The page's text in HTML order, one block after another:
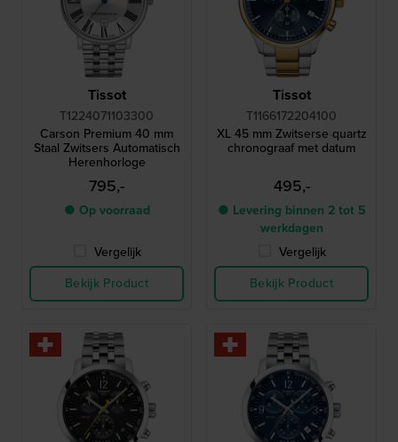
Tissot
T1224071103300
Carson Premium 40 mm
Staal Zwitsers Automatisch
Herenhorloge
795,-
● Op voorraad
Vergelijk
Bekijk Product
Tissot
T1166172204100
XL 45 mm Zwitserse quartz
chronograaf met datum
495,-
● Levering binnen 2 tot 5
werkdagen
Vergelijk
Bekijk Product